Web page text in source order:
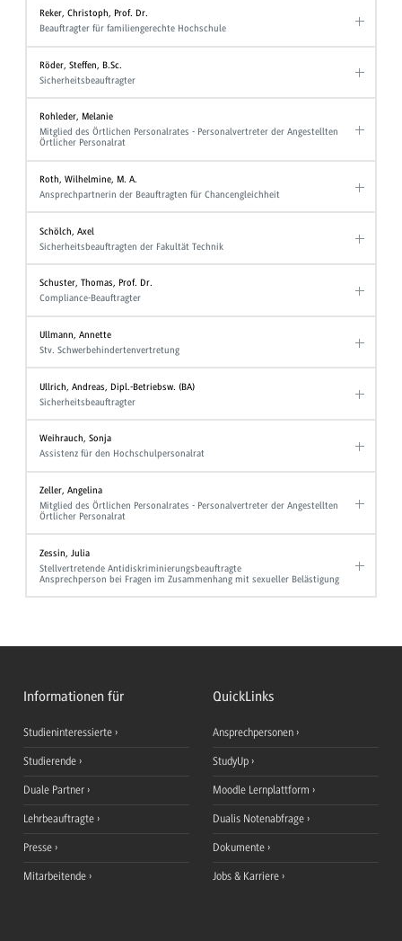
Reker, Christoph, Prof. Dr.
Beauftragter für familiengerechte Hochschule
Röder, Steffen, B.Sc.
Sicherheitsbeauftragter
Rohleder, Melanie
Mitglied des Örtlichen Personalrates - Personalvertreter der Angestellten
Örtlicher Personalrat
Roth, Wilhelmine, M. A.
Ansprechpartnerin der Beauftragten für Chancengleichheit
Schölch, Axel
Sicherheitsbeauftragten der Fakultät Technik
Schuster, Thomas, Prof. Dr.
Compliance-Beauftragter
Ullmann, Annette
Stv. Schwerbehindertenvertretung
Ullrich, Andreas, Dipl.-Betriebsw. (BA)
Sicherheitsbeauftragter
Weihrauch, Sonja
Assistenz für den Hochschulpersonalrat
Zeller, Angelina
Mitglied des Örtlichen Personalrates - Personalvertreter der Angestellten
Örtlicher Personalrat
Zessin, Julia
Stellvertretende Antidiskriminierungsbeauftragte
Ansprechperson bei Fragen im Zusammenhang mit sexueller Belästigung
Informationen für
Studieninteressierte
Studierende
Duale Partner
Lehrbeauftragte
Presse
Mitarbeitende
QuickLinks
Ansprechpersonen
StudyUp
Moodle Lernplattform
Dualis Notenabfrage
Dokumente
Jobs & Karriere